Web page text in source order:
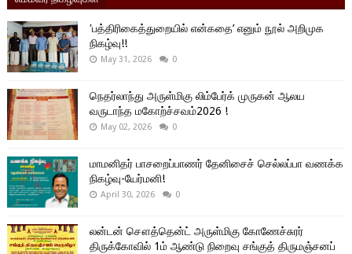
'பத்திரிகைத்துறையில் என்கதை’ எனும் நூல் அறிமுக
நிகழ்வு!!
May 31, 2026 0
நெதர்லாந்து அருள்மிகு லிம்பேர்க் முருகன் ஆலய
வருடாந்த மகோற்ச்சவம்2026 !
May 02, 2026 0
மாமனிதர் பாசறைப்பாணர் தேனிசைச் செல்லப்பா வணக்க
நிகழ்வு-யேர்மனி!
April 30, 2026 0
லன்டன் சௌத்தென்ட் அருள்மிகு கோணேச்சுரர்
திருக்கோவில் 1ம் ஆண்டு நிறைவு சங்குத் திருமஞ்சனப்